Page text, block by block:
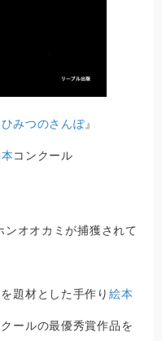
ひみつのさんぽ』
コンクール
オオカミが捕獲されて
題材とした手作り 絵本
ールの最優秀賞作品を